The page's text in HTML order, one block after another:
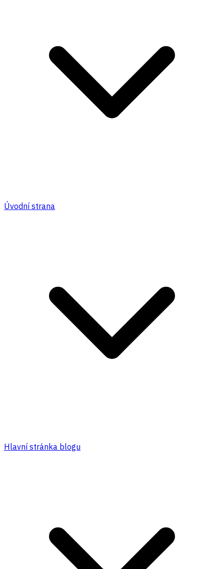
Úvodní strana
Hlavní stránka blogu